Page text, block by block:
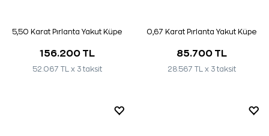
5,50 Karat Pırlanta Yakut Küpe
156.200 TL
52.067 TL x 3 taksit
0,67 Karat Pırlanta Yakut Küpe
85.700 TL
28.567 TL x 3 taksit